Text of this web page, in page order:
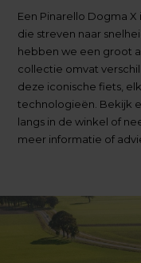
Een Pinarello Dogma
die streven naar
hebben we een groot
collectie omvat
deze iconische fiets,
technologieën. Bekijk
langs in de winkel of
meer informatie of